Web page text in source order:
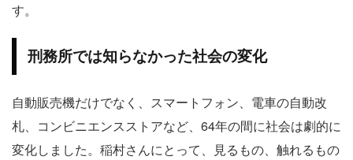
す。
刑務所では知らなかった社会の変化
自動販売機だけでなく、スマートフォン、電車の自動改
札、コンビニエンスストアなど、64年の間に社会は劇的に
変化しました。稲村さんにとって、見るもの、触れるもの